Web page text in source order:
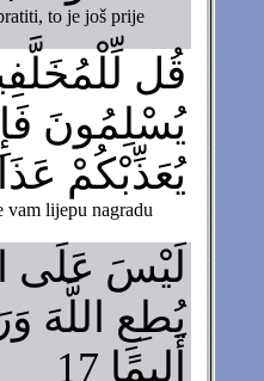
to je još prije
قُل
يُسْلِمُونَ
يُعَذِّبْكُمْ
vam lijepu nagradu
لَيْسَ عَلَى
يُطِعِ اللَّهَ
أَلِيمًا 17